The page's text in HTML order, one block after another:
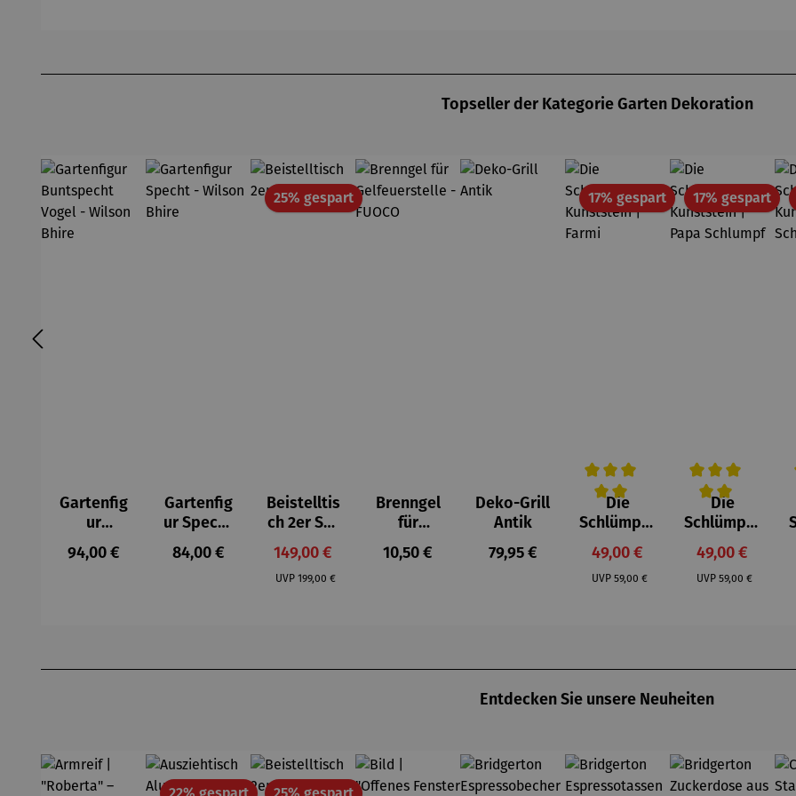
Topseller der Kategorie Garten Dekoration
Gartenfig
ur
Buntspec
ht Vogel -
Regulärer Preis:
94,00 €
Gartenfig
ur Specht
- Wilson
Bhire
Regulärer Preis:
84,00 €
25% gespartRabatt
Beistelltis
ch 2er Set
– Dalias
Verkaufspreis:
149,00 €
UVP Regulärer Preis:
199,00 €
Brenngel
für
Gelfeuerst
elle -
Regulärer Preis:
10,50 €
Deko-Grill
Antik
Regulärer Preis:
79,95 €
17% gespartRabatt
Durchschnittliche Bewertung von
Die
Schlümpfe
aus
Kunststei
n | Farmi
Verkaufspreis:
49,00 €
UVP Regulärer Preis:
59,00 €
17% gespart
Durchschnittliche
Die
Schlümpfe
aus
Kunststei
n | Papa
Verkaufspreis:
49,00 €
UVP Regulärer Preis:
59,00 €
Entdecken Sie unsere Neuheiten
22% gespartRabatt25% gespartRabatt